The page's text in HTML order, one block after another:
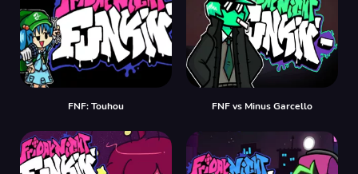
FNF: Touhou FNF vs Minus Garcello